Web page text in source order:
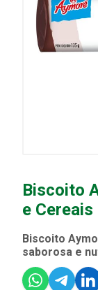
Biscoito
e
Biscoito
saborosa e